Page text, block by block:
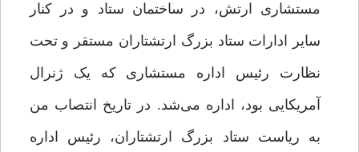
مستشاری ارتش، در ساختمان ستاد و در کنار
سایر ادارات ستاد بزرگ ارتشتاران مستقر و تحت
نظارت رئیس اداره مستشاری که یک ژنرال
آمریکایی بود، اداره می‌شد. در تاریخ انتصاب من
به ریاست ستاد بزرگ ارتشتاران، رئیس اداره